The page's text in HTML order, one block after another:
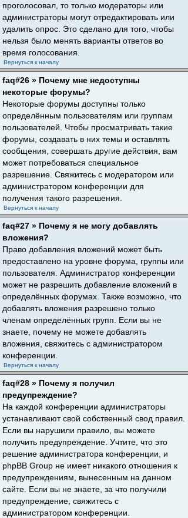
проголосовал, то только модераторы или
администраторы могут отредактировать или
удалить опрос. Это сделано для того, чтобы
нельзя было менять варианты ответов во
время голосования.
Вернуться к началу
faq#26 » Почему мне недоступны
некоторые форумы?
Некоторые форумы доступны только
определённым пользователям или группам
пользователей. Чтобы просматривать такие
форумы, создавать в них темы и оставлять
сообщения, совершать другие действия, вам
может потребоваться специальное
разрешение. Свяжитесь с модератором или
администратором конференции для
получения такого разрешения.
Вернуться к началу
faq#27 » Почему я не могу добавлять
вложения?
Право добавления вложений может быть
предоставлено на уровне форума, группы или
пользователя. Администратор конференции
может не разрешить добавление вложений в
определённых форумах. Также возможно, что
добавлять вложения разрешено только
членам определённых групп. Если вы не
знаете, почему не можете добавлять
вложения, свяжитесь с администратором
конференции.
Вернуться к началу
faq#28 » Почему я получил
предупреждение?
На каждой конференции администраторы
устанавливают свой собственный свод правил.
Если вы нарушили правило, вы можете
получить предупреждение. Учтите, что это
решение администратора конференции, и
phpBB Group не имеет никакого отношения к
предупреждениям, вынесенным на данном
сайте. Если вы не знаете, за что получили
предупреждение, свяжитесь с
администратором конференции.